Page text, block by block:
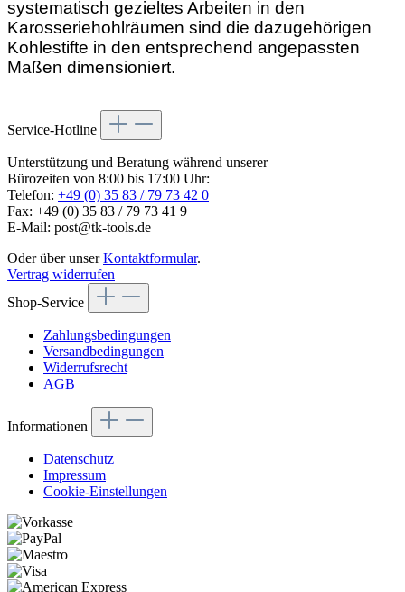
systematisch gezieltes Arbeiten in den
Karosseriehohlräumen sind die dazugehörigen
Kohlestifte in den entsprechend angepassten
Maßen dimensioniert.
Service-Hotline
Unterstützung und Beratung während unserer
Bürozeiten von 8:00 bis 17:00 Uhr:
Telefon: +49 (0) 35 83 / 79 73 42 0
Fax: +49 (0) 35 83 / 79 73 41 9
E-Mail: post@tk-tools.de
Oder über unserKontaktformular.
Vertrag widerrufen
Shop-Service
Zahlungsbedingungen
Versandbedingungen
Widerrufsrecht
AGB
Informationen
Datenschutz
Impressum
Cookie-Einstellungen